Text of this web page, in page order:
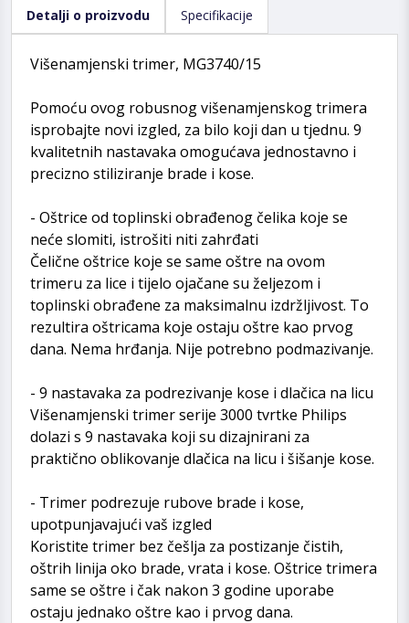
Detalji o proizvodu Specifikacije
Višenamjenski trimer, MG3740/15
Pomoću ovog robusnog višenamjenskog trimera
isprobajte novi izgled, za bilo koji dan u tjednu. 9
kvalitetnih nastavaka omogućava jednostavno i
precizno stiliziranje brade i kose.
- Oštrice od toplinski obrađenog čelika koje se
neće slomiti, istrošiti niti zahrđati
Čelične oštrice koje se same oštre na ovom
trimeru za lice i tijelo ojačane su željezom i
toplinski obrađene za maksimalnu izdržljivost. To
rezultira oštricama koje ostaju oštre kao prvog
dana. Nema hrđanja. Nije potrebno podmazivanje.
- 9 nastavaka za podrezivanje kose i dlačica na licu
Višenamjenski trimer serije 3000 tvrtke Philips
dolazi s 9 nastavaka koji su dizajnirani za
praktično oblikovanje dlačica na licu i šišanje kose.
- Trimer podrezuje rubove brade i kose,
upotpunjavajući vaš izgled
Koristite trimer bez češlja za postizanje čistih,
oštrih linija oko brade, vrata i kose. Oštrice trimera
same se oštre i čak nakon 3 godine uporabe
ostaju jednako oštre kao i prvog dana.